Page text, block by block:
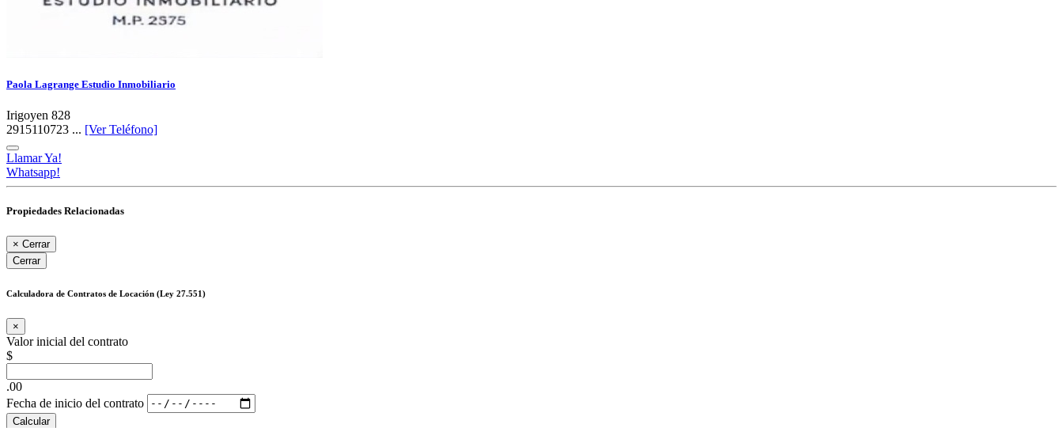
Paola Lagrange Estudio Inmobiliario
Irigoyen 828
2915110723 ... [Ver Teléfono]
Llamar Ya!
Whatsapp!
Propiedades Relacionadas
× Cerrar
Cerrar
Calculadora de Contratos de Locación (Ley 27.551)
×
Valor inicial del contrato
$
.00
Fecha de inicio del contrato
Calcular